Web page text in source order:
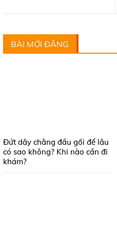
BÀI MỚI ĐĂNG
Đứt dây chằng đầu gối để lâu
có sao không? Khi nào cần đi
khám?